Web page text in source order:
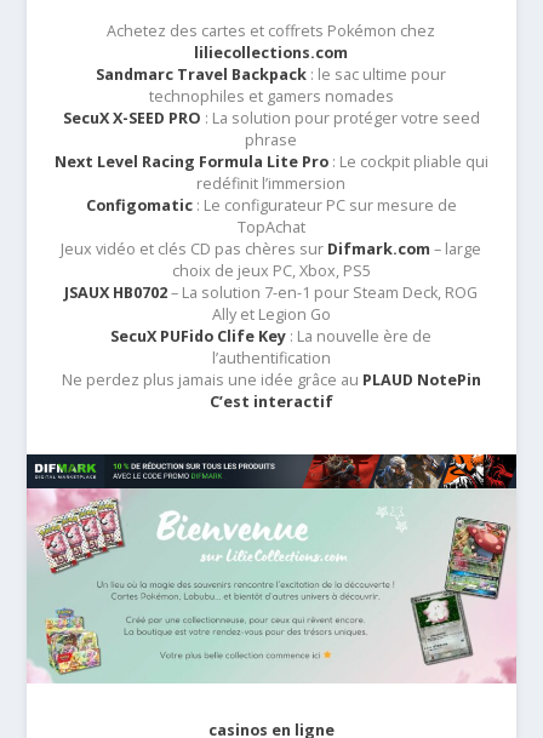
Achetez des cartes et coffrets Pokémon chez
liliecollections.com
Sandmarc Travel Backpack : le sac ultime pour
technophiles et gamers nomades
SecuX X-SEED PRO : La solution pour protéger votre seed
phrase
Next Level Racing Formula Lite Pro: Le cockpit pliable qui
redéfinit l’immersion
Configomatic: Le configurateur PC sur mesure de
TopAchat
Jeux vidéo et clés CD pas chères sur Difmark.com – large
choix de jeux PC, Xbox, PS5
JSAUX HB0702– La solution 7-en-1 pour Steam Deck, ROG
Ally et Legion Go
SecuX PUFido Clife Key : La nouvelle ère de
l’authentification
Ne perdez plus jamais une idée grâce au PLAUD NotePin
C’est interactif
casinos en ligne